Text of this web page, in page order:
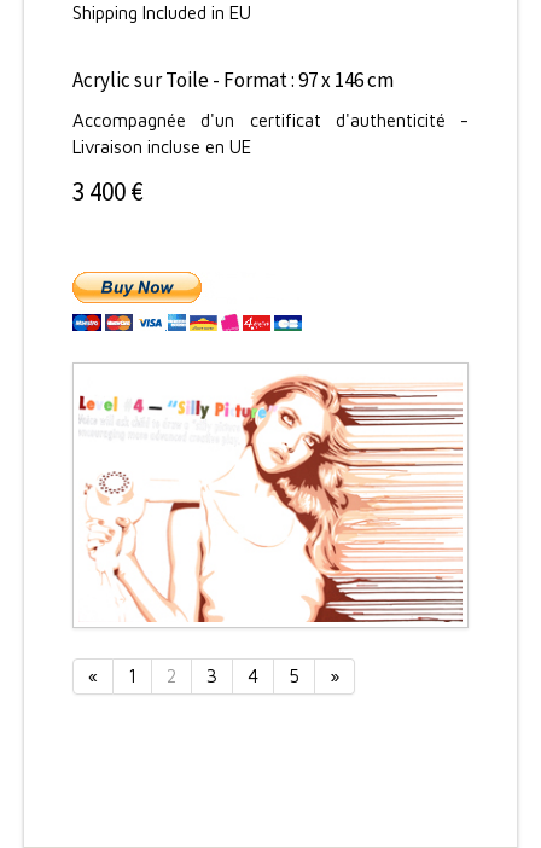
Shipping Included in EU
Acrylic sur Toile - Format : 97 x 146 cm
Accompagnée d'un certificat d'authenticité -
Livraison incluse en UE
3 400 €
« 1 2 3 4 5 »